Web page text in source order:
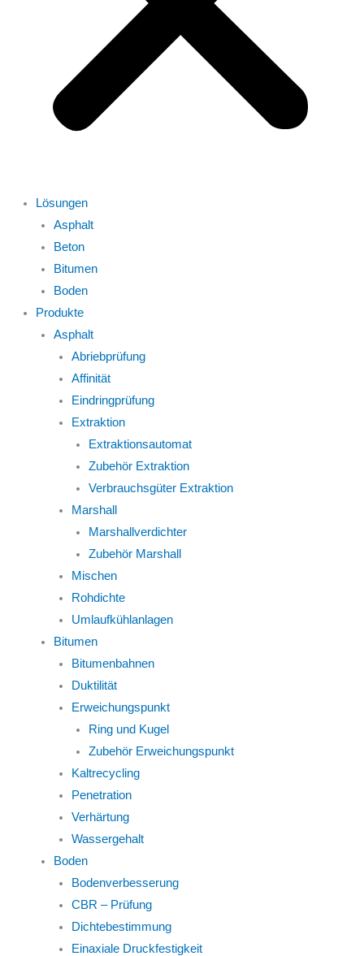
Lösungen
Asphalt
Beton
Bitumen
Boden
Produkte
Asphalt
Abriebprüfung
Affinität
Eindringprüfung
Extraktion
Extraktionsautomat
Zubehör Extraktion
Verbrauchsgüter Extraktion
Marshall
Marshallverdichter
Zubehör Marshall
Mischen
Rohdichte
Umlaufkühlanlagen
Bitumen
Bitumenbahnen
Duktilität
Erweichungspunkt
Ring und Kugel
Zubehör Erweichungspunkt
Kaltrecycling
Penetration
Verhärtung
Wassergehalt
Boden
Bodenverbesserung
CBR – Prüfung
Dichtebestimmung
Einaxiale Druckfestigkeit